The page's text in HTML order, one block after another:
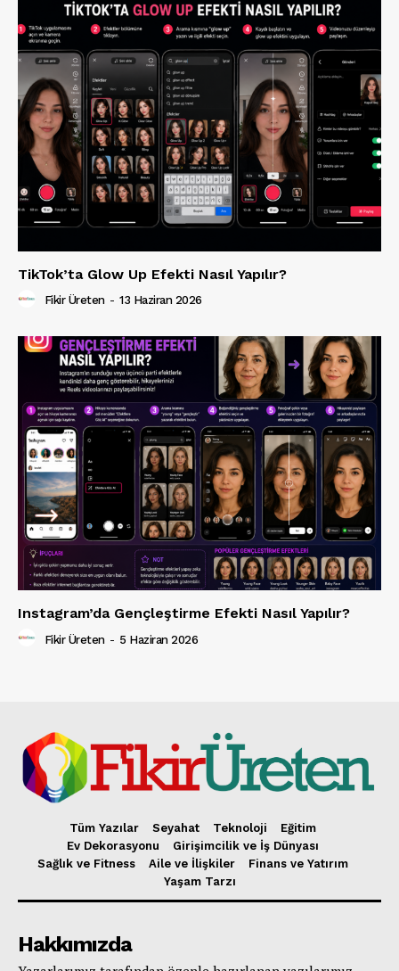
TikTok’ta Glow Up Efekti Nasıl Yapılır?
Fikir Üreten - 13 Haziran 2026
Instagram’da Gençleştirme Efekti Nasıl Yapılır?
Fikir Üreten - 5 Haziran 2026
Tüm Yazılar Seyahat Teknoloji
Eğitim
Ev Dekorasyonu
Girişimcilik ve İş Dünyası
Sağlık ve Fitness
Aile ve İlişkiler
Finans ve Yatırım
Yaşam Tarzı
Hakkımızda